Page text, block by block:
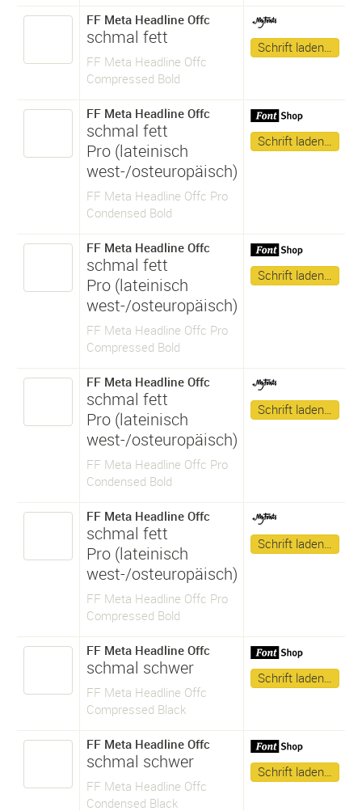
FF Meta Headline Offc
schmal fett
FF Meta Headline Offc
Compressed Bold
Schrift laden…
FF Meta Headline Offc
schmal fett
Pro (lateinisch
west-/osteuropäisch)
FF Meta Headline Offc Pro
Condensed Bold
Schrift laden…
FF Meta Headline Offc
schmal fett
Pro (lateinisch
west-/osteuropäisch)
FF Meta Headline Offc Pro
Compressed Bold
Schrift laden…
FF Meta Headline Offc
schmal fett
Pro (lateinisch
west-/osteuropäisch)
FF Meta Headline Offc Pro
Condensed Bold
Schrift laden…
FF Meta Headline Offc
schmal fett
Pro (lateinisch
west-/osteuropäisch)
FF Meta Headline Offc Pro
Compressed Bold
Schrift laden…
FF Meta Headline Offc
schmal schwer
FF Meta Headline Offc
Compressed Black
Schrift laden…
FF Meta Headline Offc
schmal schwer
FF Meta Headline Offc
Condensed Black
Schrift laden…